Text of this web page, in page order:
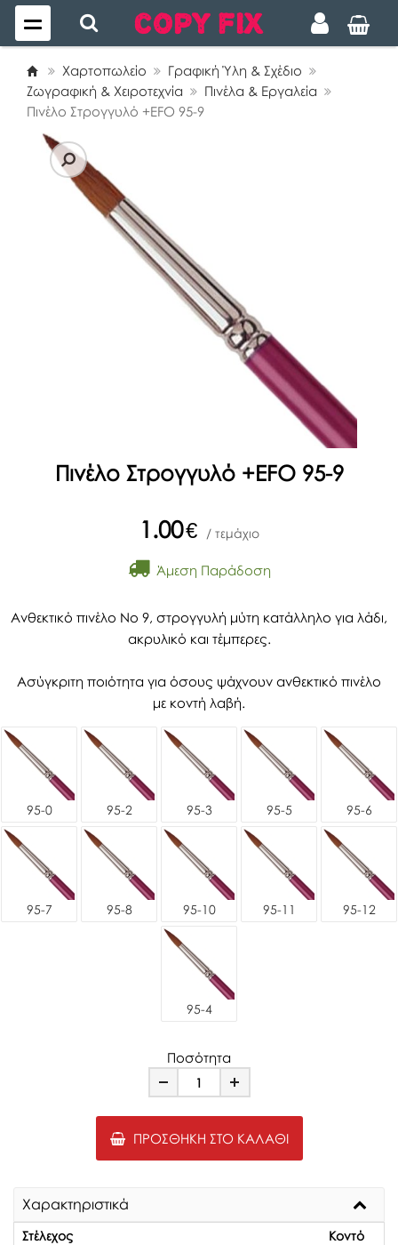
Χαρτοπωλείο
Γραφική Ύλη & Σχέδιο
Ζωγραφική & Χειροτεχνία
Πινέλα & Εργαλεία
Πινέλο Στρογγυλό +EFO 95-9
Πινέλο Στρογγυλό +EFO 95-9
1.00€ / τεμάχιο
Άμεση Παράδοση
Ανθεκτικό πινέλο Νο 9, στρογγυλή μύτη κατάλληλο για λάδι,
ακρυλικό και τέμπερες.
Ασύγκριτη ποιότητα για όσους ψάχνουν ανθεκτικό πινέλο
με κοντή λαβή.
95-0 95-2 95-3 95-5 95-6
95-7 95-8 95-10 95-11 95-12
95-4
Ποσότητα
Minus Plus
ΠΡΟΣΘΉΚΗ ΣΤΟ ΚΑΛΆΘΙ
Χαρακτηριστικά
Στέλεχος
Κοντό